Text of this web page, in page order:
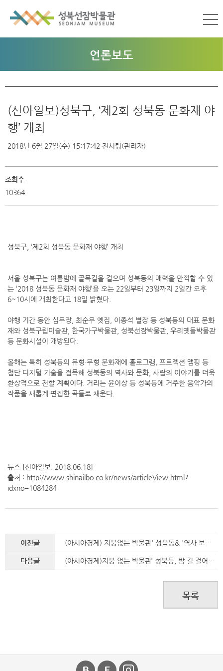
언론보도
(신아일보)성북구, ‘제2회 성북동 문화재 야
행’ 개최
2018년 6월 27일(수) 15:17:42 전서령(관리자)
조회수
10364
성북구, ‘제2회 성북동 문화재 야행’ 개최
서울 성북구는 여름밤에 골목길을 걸으며 성북동의 매력을 만끽할 수 있
는 ‘2018 성북동 문화재 야행’을 오는 22일부터 23일까지 2일간 오후
6~10시에 개최한다고 18일 밝혔다.
야행 기간 동안 심우장, 최순우 옛집, 이종석 별장 등 성북동의 대표 문화
재와 성북구립미술관, 한국가구박물관, 성북선잠박물관, 우리옛돌박물관
등 문화시설이 개방된다.
올해는 특히 성북동의 유형·무형 문화재에 홀로그램, 프로젝션 맵핑 등
첨단 디지털 기술을 접목해 성북동의 역사와 문화, 사람의 이야기를 더욱
환상적으로 전할 계획이다. 거리는 윤이상 등 성북동에 거주한 음악가의
작품을 새롭게 편집한 곡들로 채운다.
뉴스 [신아일보. 2018.06.18]
출처 : http://www.shinailbo.co.kr/news/articleView.html?
idxno=1084284
이전글 (아시아경제) 지붕없는 박물관' 성북동& '역사 보고' 효창공원 역사 탐방
다음글 (아시아경제)지붕 없는 박물관’ 성북동, 밤 길 걸어볼까?
목록